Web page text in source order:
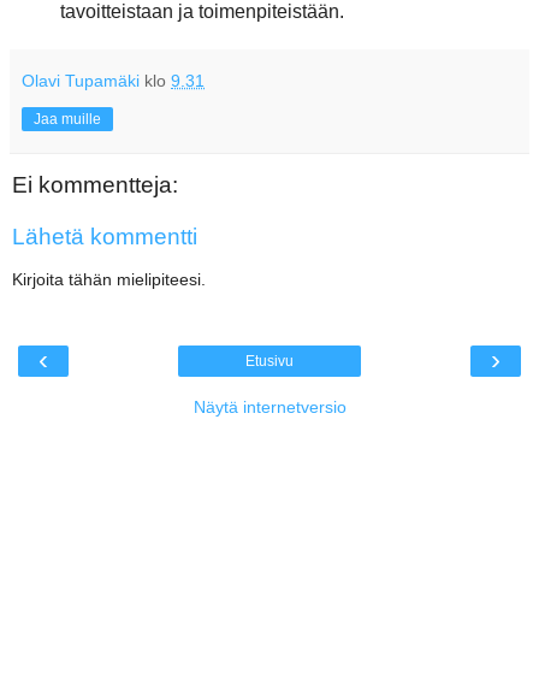
tavoitteistaan ja toimenpiteistään.
Olavi Tupamäki klo 9.31
Jaa muille
Ei kommentteja:
Lähetä kommentti
Kirjoita tähän mielipiteesi.
‹ ›
Etusivu
Näytä internetversio